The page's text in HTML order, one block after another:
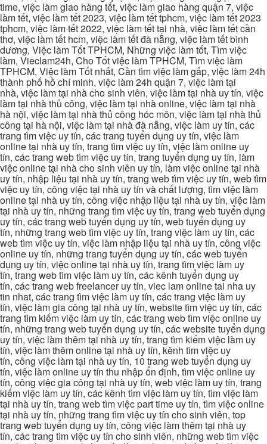
time, việc làm giao hàng tết, việc làm giao hàng quận 7, việc
làm tết, việc làm tết 2023, việc làm tết tphcm, việc làm tết 2023
tphcm, việc làm tết 2022, việc làm tết tại nhà, việc làm tết cần
thơ, việc làm tết hcm, việc làm tết đà nẵng, việc làm tết bình
dương, Việc làm Tốt TPHCM, Những việc làm tốt, Tìm việc
làm, Vieclam24h, Cho Tốt việc làm TPHCM, Tìm việc làm
TPHCM, Việc làm Tốt nhất, Cần tìm việc làm gấp, việc làm 24h
thành phố hồ chí minh, việc làm 24h quận 7, việc làm tại
nhà, việc làm tại nhà cho sinh viên, việc làm tại nhà uy tín, việc
làm tại nhà thủ công, việc làm tại nhà online, việc làm tại nhà
hà nội, việc làm tại nhà thủ công hóc môn, việc làm tại nhà thủ
công tại hà nội, việc làm tại nhà đà nẵng, việc làm uy tín, các
trang tìm việc uy tín, các trang tuyển dụng uy tín, việc làm
online tại nhà uy tín, trang tìm việc uy tín, việc làm online uy
tín, các trang web tìm việc uy tín, trang tuyển dụng uy tín, làm
việc online tại nhà cho sinh viên uy tín, làm việc online tại nhà
uy tín, nhập liệu tại nhà uy tín, trang web tìm việc uy tín, web tìm
việc uy tín, công việc tại nhà uy tín và chất lượng, tìm việc làm
online tại nhà uy tín, công việc nhập liệu tại nhà uy tín, việc làm
tại nhà uy tín, những trang tìm việc uy tín, trang web tuyển dụng
uy tín, các trang web tuyển dụng uy tín, web tuyển dụng uy
tín, những trang web tìm việc uy tín, trang việc làm uy tín, các
web tìm việc uy tín, việc làm nhập liệu tại nhà uy tín, công việc
online uy tín, những trang tuyển dụng uy tín, các web tuyển
dụng uy tín, việc online tại nhà uy tín, trang tìm việc làm uy
tín, trang web tìm việc làm uy tín, các kênh tuyển dụng uy
tín, các trang web freelancer uy tín, viec lam online tai nha uy
tin nhat, các trang tìm việc làm uy tín, các trang việc làm uy
tín, việc làm gia công tại nhà uy tín, website tìm việc uy tín, các
trang tìm kiếm việc làm uy tín, các trang web tìm việc online uy
tín, những trang web tuyển dụng uy tín, các website tuyển dụng
uy tín, việc làm thêm tại nhà uy tín, trang tìm kiếm việc làm uy
tín, việc làm thêm online tại nhà uy tín, kênh tìm việc uy
tín, công việc làm tại nhà uy tín, 10 trang web tuyển dụng uy
tín, việc làm online uy tín thu nhập ổn định, tìm việc online uy
tín, công việc gia công tại nhà uy tín, web việc làm uy tín, trang
kiếm việc làm uy tín, các kênh tìm việc làm uy tín, tìm việc làm
tại nhà uy tín, trang web tìm việc part time uy tín, tìm việc online
tại nhà uy tín, những trang tìm việc uy tín cho sinh viên, top
trang web tuyển dụng uy tín, công việc làm thêm tại nhà uy
tín, các trang tìm việc uy tín cho sinh viên, những web tìm việc